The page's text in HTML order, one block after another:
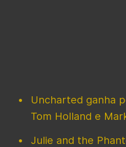
Uncharted ganha
Tom Holland e
Julie and the